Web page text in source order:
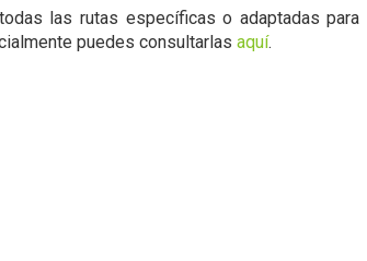
las rutas específicas o adaptadas
puedes consultarlas aquí.